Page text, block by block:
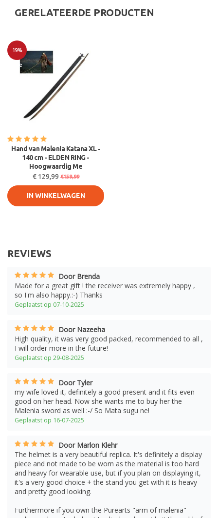
GERELATEERDE PRODUCTEN
19%
Sale
Hand van Malenia Katana XL -
140 cm - ELDEN RING -
Hoogwaardig Me
€ 129,99 €159,99
IN WINKELWAGEN
REVIEWS
Door Brenda
Made for a great gift ! the receiver was extremely happy ,
so I'm also happy.:-) Thanks
Geplaatst op 07-10-2025
Door Nazeeha
High quality, it was very good packed, recommended to all ,
I will order more in the future!
Geplaatst op 29-08-2025
Door Tyler
my wife loved it, definitely a good present and it fits even
good on her head. Now she wants me to buy her the
Malenia sword as well :-/ So Mata sugu ne!
Geplaatst op 16-07-2025
Door Marlon Klehr
The helmet is a very beautiful replica. It's definitely a display
piece and not made to be worn as the material is too hard
and heavy for wearable use, but if you plan on displaying it,
it's a very good choice + the stand you get with it is heavy
and pretty good looking.
Furthermore if you own the Purearts "arm of malenia"